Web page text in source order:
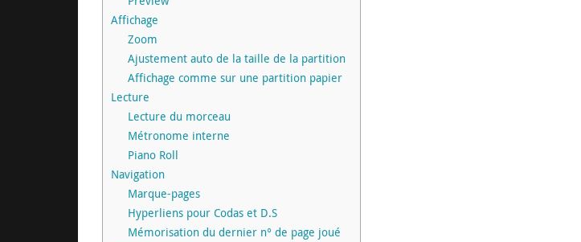
Affichage
Zoom
Ajustement auto de la taille de la partition
Affichage comme sur une partition papier
Lecture
Lecture du morceau
Métronome interne
Piano Roll
Navigation
Marque-pages
Hyperliens pour Codas et D.S
Mémorisation du dernier n° de page joué